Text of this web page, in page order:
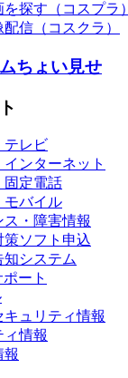
探す（コスプラ）
信（コスクラ）
ちょい見せ
テレビ
ンターネット
固定電話
モバイル
ス・障害情報
策ソフト申込
知システム
ート
ュリティ情報
ィ情報
報